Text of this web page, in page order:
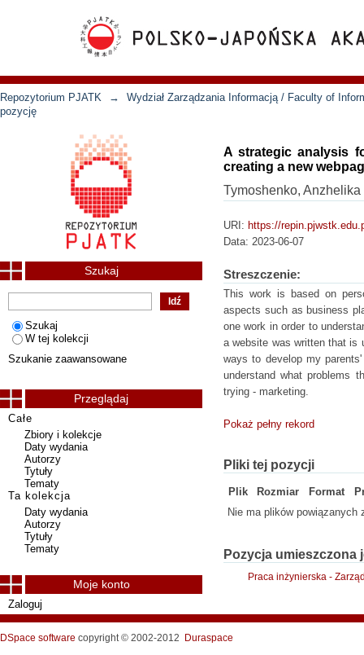
Repozytorium PJATK →
Wydział Zarządzania Informacją / Faculty of
pozycję
A strategic analysis
creating a new
Tymoshenko, Anzhelika
URI: https://
Data: 2023-06-07
Streszczenie:
This work is based on
aspects such as business
one work in order to
a website was written that is
ways to develop my
understand what problems
trying - marketing.
Pokaż pełny rekord
Pliki tej pozycji
Plik Rozmiar Format
Nie ma plików powiązanych
Pozycja
Praca inżynierska -
Szukaj
Szukaj
W tej kolekcji
Szukanie zaawansowane
Przeglądaj
Całe
Zbiory i kolekcje
Daty wydania
Autorzy
Tytuły
Tematy
Ta kolekcja
Daty wydania
Autorzy
Tytuły
Tematy
Moje konto
Zaloguj
DSpace software copyright © 2002-2012 Duraspace